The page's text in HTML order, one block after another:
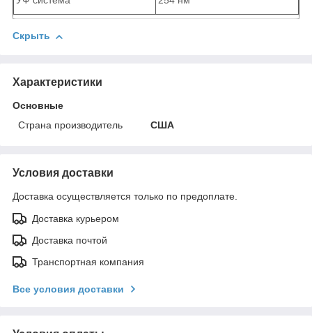
Скрыть
Характеристики
Основные
Страна производитель
США
Условия доставки
Доставка осуществляется только по предоплате.
Доставка курьером
Доставка почтой
Транспортная компания
Все условия доставки